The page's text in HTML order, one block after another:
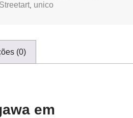
Streetart, unico
(0)
em